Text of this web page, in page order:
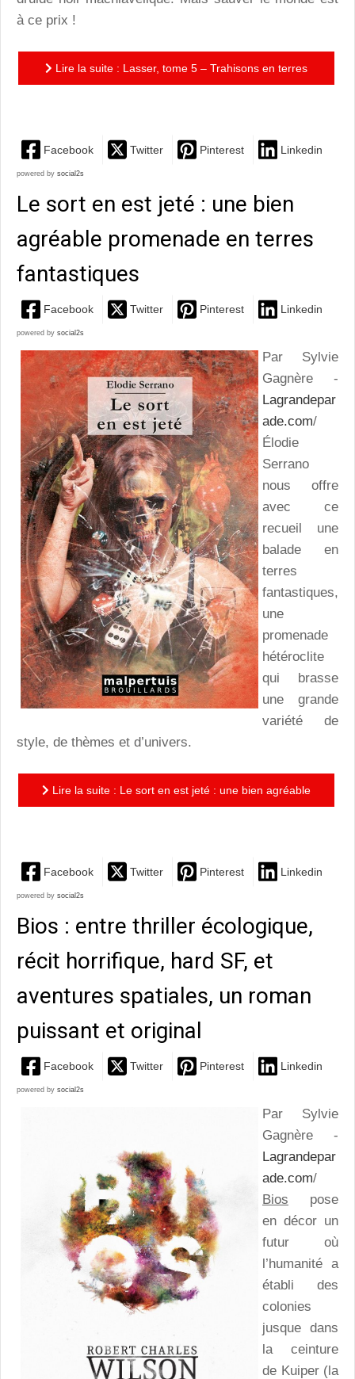
à ce prix !
Lire la suite : Lasser, tome 5 – Trahisons en terres
Facebook Twitter Pinterest Linkedin
powered by social2s
Le sort en est jeté : une bien
agréable promenade en terres
fantastiques
Facebook Twitter Pinterest Linkedin
powered by social2s
Par Sylvie
Gagnère -
Lagrandepar
ade.com/
Élodie
Serrano
nous offre
avec ce
recueil une
balade en
terres
fantastiques,
une
promenade
hétéroclite
qui brasse
une grande
variété de
style, de thèmes et d’univers.
Lire la suite : Le sort en est jeté : une bien agréable
Facebook Twitter Pinterest Linkedin
powered by social2s
Bios : entre thriller écologique,
récit horrifique, hard SF, et
aventures spatiales, un roman
puissant et original
Facebook Twitter Pinterest Linkedin
powered by social2s
Par Sylvie
Gagnère -
Lagrandepar
ade.com/
Bios pose
en décor un
futur où
l’humanité a
établi des
colonies
jusque dans
la ceinture
de Kuiper (la